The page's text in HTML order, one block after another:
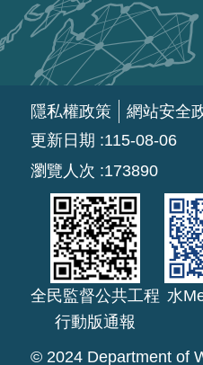
隱私權政策 網站安全
更新日期
115-08-06
瀏覽人次
173890
全民監督公共工程
行動版通報
水
© 2024 Department of